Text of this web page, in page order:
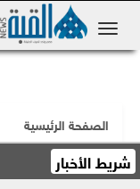
الصفحة الرئيسية
شريط الأخبار